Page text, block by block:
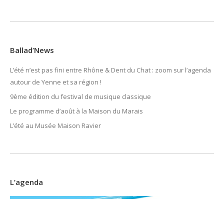
Ballad’News
L’été n’est pas fini entre Rhône & Dent du Chat : zoom sur l’agenda
autour de Yenne et sa région !
9ème édition du festival de musique classique
Le programme d’août à la Maison du Marais
L’été au Musée Maison Ravier
L’agenda